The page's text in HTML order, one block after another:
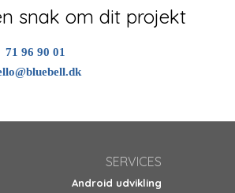
snak om dit projekt
71 96 90 01
SERVICES
Android udvikling